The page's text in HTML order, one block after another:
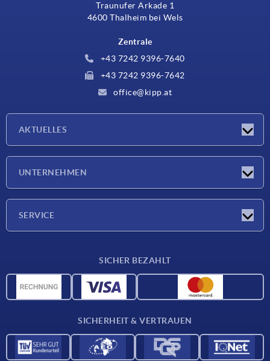
Traunufer Arkade 1
4600 Thalheim bei Wels
Zentrale
+43 7242 9396-7640
+43 7242 9396-7642
office@kipp.at
AKTUELLES
UNTERNEHMEN
SERVICE
CAD-Daten
Für Lieferanten
SICHER BEZAHLT
SICHERHEIT & VERTRAUEN